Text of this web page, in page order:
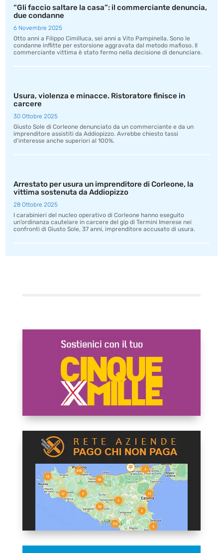
“Gli faccio saltare la casa”: il commerciante denuncia,
due condanne
6 Novembre 2025
Otto anni a Filippo Cimilluca, sei anni a Vito Pampinella. Sono le
condanne inflitte per estorsione aggravata dal metodo mafioso. Il
commerciante vittima è stato fermo nella decisione di denunciare.
Usura, violenza e minacce. Ristoratore finisce in
carcere
30 Ottobre 2025
Giusto Sole di Corleone denunciato da un commerciante e da un
imprenditore assistiti da Addiopizzo. Avrebbe chiesto tassi
d’interesse anche superiori al 100%.
Arrestato per usura un imprenditore di Corleone, la
vittima sostenuta da Addiopizzo
28 Ottobre 2025
I carabinieri del nucleo operativo di Corleone hanno eseguito
un’ordinanza cautelare in carcere del gip di Termini Imerese nei
confronti di Giusto Sole, 37 anni, imprenditore accusato di usura.